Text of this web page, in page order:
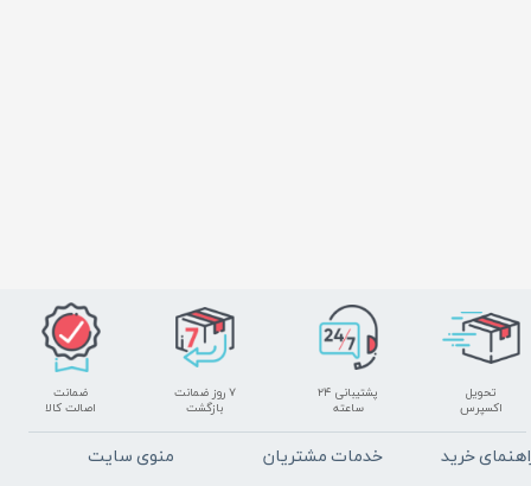
تحویل
اکسپرس
پشتیبانی ۲۴
ساعته
۷ روز ضمانت
بازگشت
ضمانت
اصالت کالا
خرید خدمات مشتریان منوی سایت